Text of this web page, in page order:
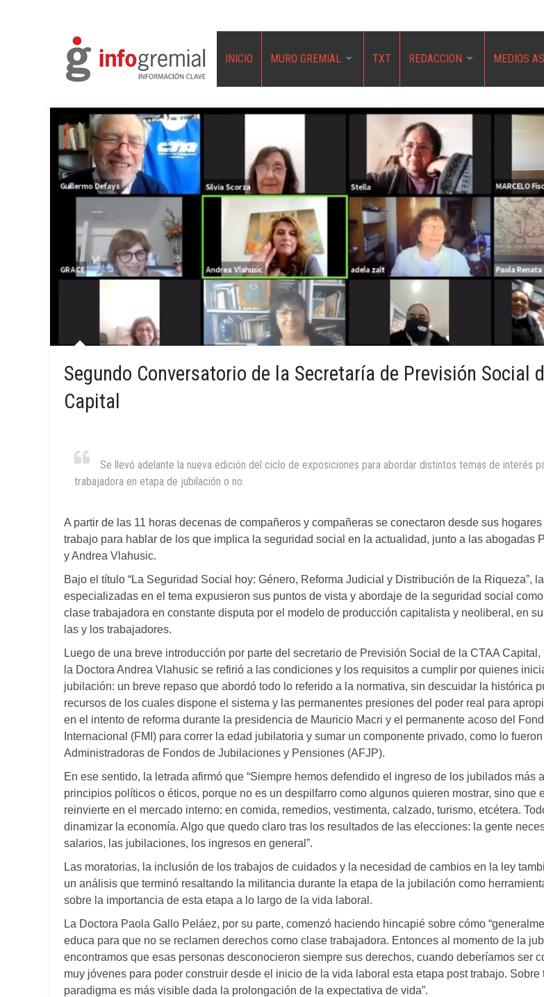
INICIO MURO GREMIAL TXT REDACCION MEDIOS
Segundo Conversatorio de la Secretaría de Previsión Social
Capital
Se llevó adelante la nueva edición del ciclo de exposiciones para abordar distintos temas de interés
trabajadora en etapa de jubilación o no.
A partir de las 11 horas decenas de compañeros y compañeras se conectaron desde sus
trabajo para hablar de los que implica la seguridad social en la actualidad, junto a las abogadas
y Andrea Vlahusic.
Bajo el título “La Seguridad Social hoy: Género, Reforma Judicial y Distribución de la Riqueza”,
especializadas en el tema expusieron sus puntos de vista y abordaje de la seguridad social
clase trabajadora en constante disputa por el modelo de producción capitalista y neoliberal, en
las y los trabajadores.
Luego de una breve introducción por parte del secretario de Previsión Social de la CTAA
la Doctora Andrea Vlahusic se refirió a las condiciones y los requisitos a cumplir por quienes
jubilación: un breve repaso que abordó todo lo referido a la normativa, sin descuidar la histórica
recursos de los cuales dispone el sistema y las permanentes presiones del poder real para
en el intento de reforma durante la presidencia de Mauricio Macri y el permanente acoso del
Internacional (FMI) para correr la edad jubilatoria y sumar un componente privado, como lo
Administradoras de Fondos de Jubilaciones y Pensiones (AFJP).
En ese sentido, la letrada afirmó que “Siempre hemos defendido el ingreso de los jubilados más
principios políticos o éticos, porque no es un despilfarro como algunos quieren mostrar, sino que
reinvierte en el mercado interno: en comida, remedios, vestimenta, calzado, turismo, etcétera.
dinamizar la economía. Algo que quedo claro tras los resultados de las elecciones: la gente
salarios, las jubilaciones, los ingresos en general”.
Las moratorias, la inclusión de los trabajos de cuidados y la necesidad de cambios en la ley
un análisis que terminó resaltando la militancia durante la etapa de la jubilación como
sobre la importancia de esta etapa a lo largo de la vida laboral.
La Doctora Paola Gallo Peláez, por su parte, comenzó haciendo hincapié sobre cómo
educa para que no se reclamen derechos como clase trabajadora. Entonces al momento de la
encontramos que esas personas desconocieron siempre sus derechos, cuando deberíamos ser
muy jóvenes para poder construir desde el inicio de la vida laboral esta etapa post trabajo. Sobre
paradigma es más visible dada la prolongación de la expectativa de vida”.